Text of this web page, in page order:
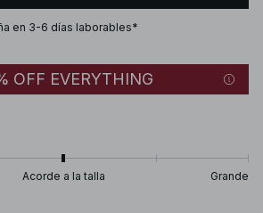
en 3-6 días laborables*
OFF EVERYTHING
Acorde a la talla Grande